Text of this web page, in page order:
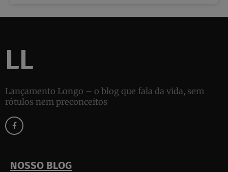
LL
Lançamento Longo – o blog que fala da vida, sem
rótulos nem preconceitos
a
c
e
k
-
NOSSO BLOG